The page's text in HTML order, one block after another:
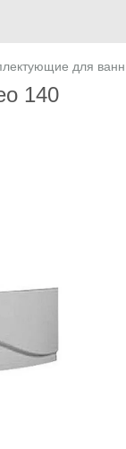
для
140